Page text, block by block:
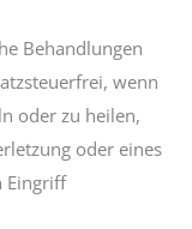
Behandlungen
wenn
oder zu heilen,
oder eines
Eingriff